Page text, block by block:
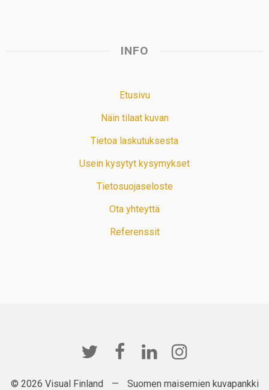
INFO
Etusivu
Näin tilaat kuvan
Tietoa laskutuksesta
Usein kysytyt kysymykset
Tietosuojaseloste
Ota yhteyttä
Referenssit
© 2026 Visual Finland — Suomen maisemien kuvapankki